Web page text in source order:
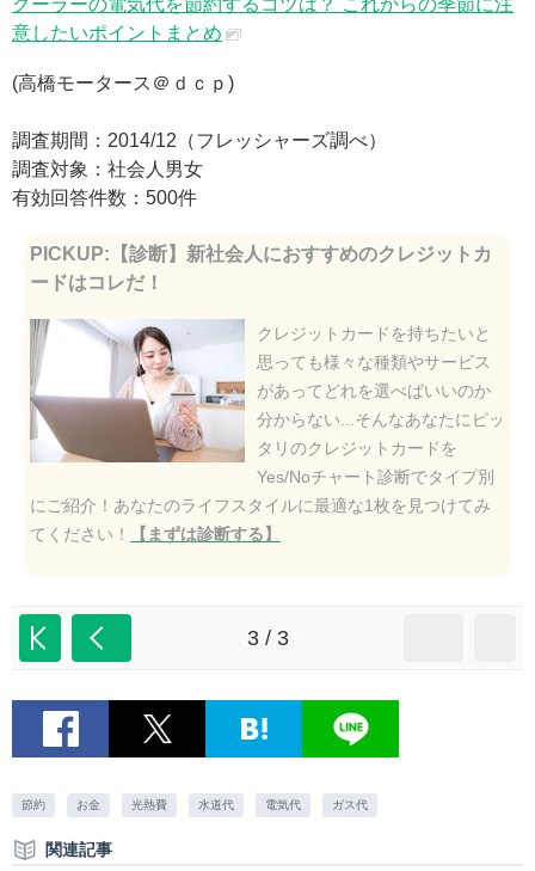
クーラーの電気代を節約するコツは？ これからの季節に注
意したいポイントまとめ
(高橋モータース＠ｄｃｐ)
調査期間：2014/12（フレッシャーズ調べ）
調査対象：社会人男女
有効回答件数：500件
PICKUP:【診断】新社会人におすすめのクレジットカ
ードはコレだ！
クレジットカードを持ちたいと
思っても様々な種類やサービス
があってどれを選べばいいのか
分からない...そんなあなたにピッ
タリのクレジットカードを
Yes/Noチャート診断でタイプ別
にご紹介！あなたのライフスタイルに最適な1枚を見つけてみ
てください！
【まずは診断する】
3 / 3
節約 お金 光熱費 水道代 電気代 ガス代
関連記事